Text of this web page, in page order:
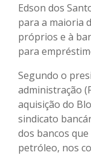
Edson dos
para a maioria
próprios e à
para
Segundo o
administração
aquisição do
sindicato
dos bancos
petróleo, nos